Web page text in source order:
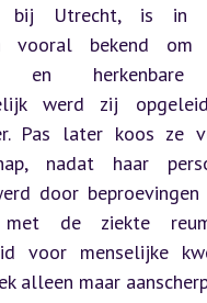
bij Utrecht, is in
vooral bekend om
en herkenbare
werd zij
Pas later koos ze
nadat haar
door
met de ziekte
voor menselijke
alleen maar